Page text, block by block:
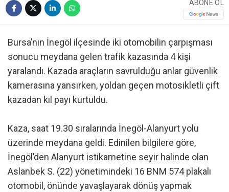
ABONE OL
Bursa’nın İnegöl ilçesinde iki otomobilin çarpışması
sonucu meydana gelen trafik kazasında 4 kişi
yaralandı. Kazada araçların savrulduğu anlar güvenlik
kamerasına yansırken, yoldan geçen motosikletli çift
kazadan kıl payı kurtuldu.
Kaza, saat 19.30 sıralarında İnegöl-Alanyurt yolu
üzerinde meydana geldi. Edinilen bilgilere göre,
İnegöl’den Alanyurt istikametine seyir halinde olan
Aslanbek S. (22) yönetimindeki 16 BNM 574 plakalı
otomobil, önünde yavaşlayarak dönüş yapmak